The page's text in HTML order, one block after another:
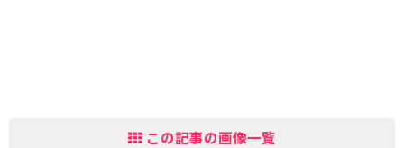
この記事の画像一覧